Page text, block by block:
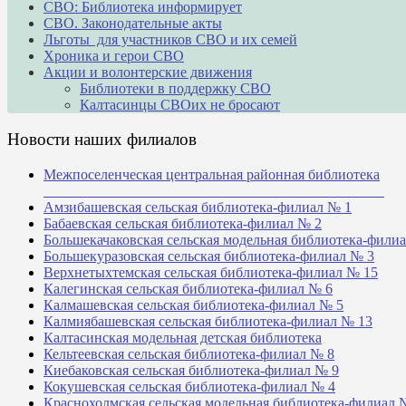
СВО: Библиотека информирует
СВО. Законодательные акты
Льготы для участников СВО и их семей
Хроника и герои СВО
Акции и волонтерские движения
Библиотеки в поддержку СВО
Калтасинцы СВОих не бросают
Новости наших филиалов
Межпоселенческая центральная районная библиотека
Амзибашевская сельская библиотека-филиал № 1
Бабаевская сельская библиотека-филиал № 2
Большекачаковская сельская модельная библиотека-
Большекуразовская сельская библиотека-филиал № 3
Верхнетыхтемская сельская библиотека-филиал № 15
Калегинская сельская библиотека-филиал № 6
Калмашевская сельская библиотека-филиал № 5
Калмиябашевская сельская библиотека-филиал № 13
Калтасинская модельная детская библиотека
Кельтеевская сельская библиотека-филиал № 8
Киебаковская сельская библиотека-филиал № 9
Кокушевская сельская библиотека-филиал № 4